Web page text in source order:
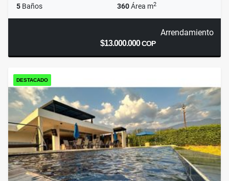
5 Baños 360Área m2
Arrendamiento
$13.000.000COP
DESTACADO